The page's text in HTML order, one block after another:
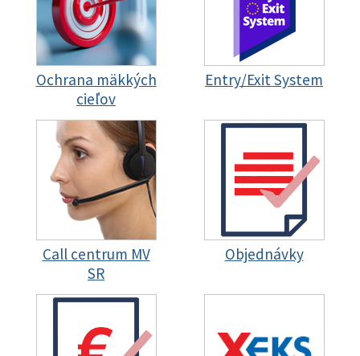
Ochrana mäkkých
cieľov
Entry/Exit System
Call centrum MV
SR
Objednávky